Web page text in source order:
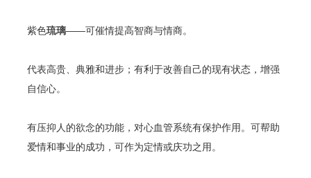
紫色琉璃——可催情提高智商与情商。
代表高贵、典雅和进步；有利于改善自己的现有状态，增强
自信心。
有压抑人的欲念的功能，对心血管系统有保护作用。可帮助
爱情和事业的成功，可作为定情或庆功之用。